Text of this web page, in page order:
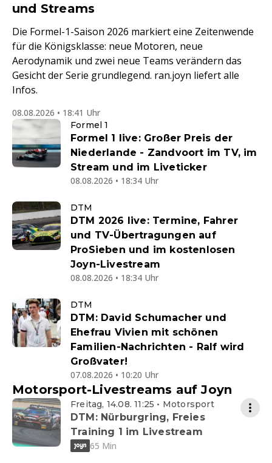
und Streams
Die Formel-1-Saison 2026 markiert eine Zeitenwende
für die Königsklasse: neue Motoren, neue
Aerodynamik und zwei neue Teams verändern das
Gesicht der Serie grundlegend. ran.joyn liefert alle
Infos.
08.08.2026 • 18:41 Uhr
Formel 1
Formel 1 live: Großer Preis der
Niederlande - Zandvoort im TV, im
Stream und im Liveticker
08.08.2026 • 18:34 Uhr
DTM
DTM 2026 live: Termine, Fahrer
und TV-Übertragungen auf
ProSieben und im kostenlosen
Joyn-Livestream
08.08.2026 • 18:34 Uhr
DTM
DTM: David Schumacher und
Ehefrau Vivien mit schönen
Familien-Nachrichten - Ralf wird
Großvater!
07.08.2026 • 10:20 Uhr
Motorsport-Livestreams auf Joyn
Freitag, 14.08. 11:25 • Motorsport
DTM: Nürburgring, Freies
Training 1 im Livestream
65 Min